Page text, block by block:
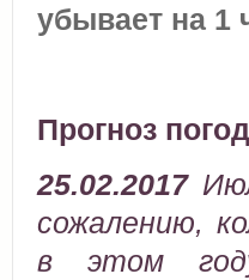
убывает на 1
Прогноз
25.02.2017
сожалению,
в этом году